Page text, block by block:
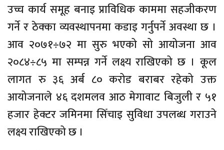
उच्च कार्य समूह बनाइ प्राविधिक काममा सहजीकरण
गर्ने र ठेक्का व्यवस्थापनमा कडाइ गर्नुपर्ने अवस्था छ ।
आव २०७१÷७२ मा सुरु भएको सो आयोजना आव
२०८४÷८५ मा सम्पन्न गर्ने लक्ष्य राखिएको छ । कूल
लागत रु ३६ अर्ब ८० करोड बराबर रहेको उक्त
आयोजनाले ४६ दशमलव आठ मेगावाट बिजुली र ५१
हजार हेक्टर जमिनमा सिँचाइ सुविधा उपलब्ध गराउने
लक्ष्य राखिएको छ ।